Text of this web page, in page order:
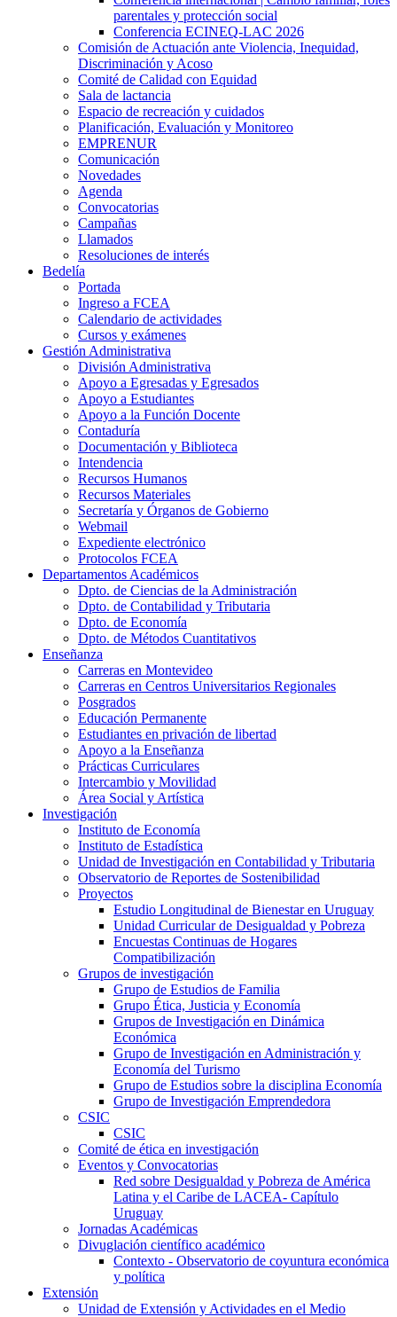
parentales y protección social
Conferencia ECINEQ-LAC 2026
Comisión de Actuación ante Violencia, Inequidad,
Discriminación y Acoso
Comité de Calidad con Equidad
Sala de lactancia
Espacio de recreación y cuidados
Planificación, Evaluación y Monitoreo
EMPRENUR
Comunicación
Novedades
Agenda
Convocatorias
Campañas
Llamados
Resoluciones de interés
Bedelía
Portada
Ingreso a FCEA
Calendario de actividades
Cursos y exámenes
Gestión Administrativa
División Administrativa
Apoyo a Egresadas y Egresados
Apoyo a Estudiantes
Apoyo a la Función Docente
Contaduría
Documentación y Biblioteca
Intendencia
Recursos Humanos
Recursos Materiales
Secretaría y Órganos de Gobierno
Webmail
Expediente electrónico
Protocolos FCEA
Departamentos Académicos
Dpto. de Ciencias de la Administración
Dpto. de Contabilidad y Tributaria
Dpto. de Economía
Dpto. de Métodos Cuantitativos
Enseñanza
Carreras en Montevideo
Carreras en Centros Universitarios Regionales
Posgrados
Educación Permanente
Estudiantes en privación de libertad
Apoyo a la Enseñanza
Prácticas Curriculares
Intercambio y Movilidad
Área Social y Artística
Investigación
Instituto de Economía
Instituto de Estadística
Unidad de Investigación en Contabilidad y Tributaria
Observatorio de Reportes de Sostenibilidad
Proyectos
Estudio Longitudinal de Bienestar en Uruguay
Unidad Curricular de Desigualdad y Pobreza
Encuestas Continuas de Hogares
Compatibilización
Grupos de investigación
Grupo de Estudios de Familia
Grupo Ética, Justicia y Economía
Grupos de Investigación en Dinámica
Económica
Grupo de Investigación en Administración y
Economía del Turismo
Grupo de Estudios sobre la disciplina Economía
Grupo de Investigación Emprendedora
CSIC
CSIC
Comité de ética en investigación
Eventos y Convocatorias
Red sobre Desigualdad y Pobreza de América
Latina y el Caribe de LACEA- Capítulo
Uruguay
Jornadas Académicas
Divuglación científico académico
Contexto - Observatorio de coyuntura económica
y política
Extensión
Unidad de Extensión y Actividades en el Medio